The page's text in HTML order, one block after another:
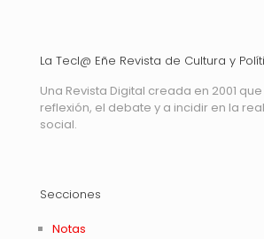
La Tecl@ Eñe Revista de Cultura y
Una Revista Digital creada en 2001
reflexión, el debate y a incidir en la
social.
Secciones
Notas